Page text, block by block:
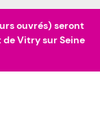
ouvrés) seront
Vitry sur Seine